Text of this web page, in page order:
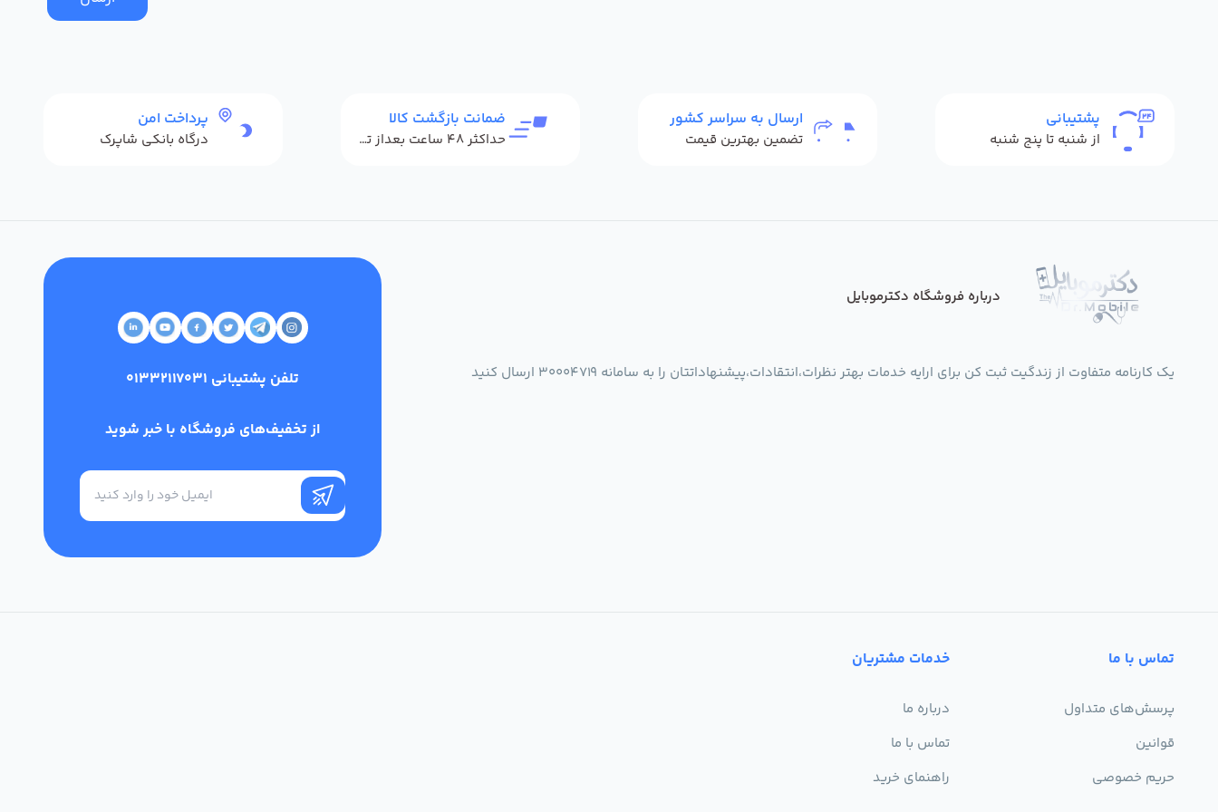
پشتیبانی
از شنبه تا پنج شنبه
ارسال به سراسر کشور
تضمین بهترین قیمت
ضمانت بازگشت کالا
حداکثر 48 ساعت بعداز تحویل
پرداخت امن
درگاه بانکی شاپرک
درباره فروشگاه دکترموبایل
یک کارنامه متفاوت از زندگیت ثبت کن برای ارایه خدمات بهتر نظرات،انتقادات،پیشنهاداتتان را به سامانه 30004719 ارسال کنید تلفن پشتیبانی 01332117031
از تخفیف‌های فروشگاه با خبر شوید
تماس با ما
پرسش‌های متداول
قوانین
حریم خصوصی
خدمات مشتریان
درباره ما
تماس با ما
راهنمای خرید